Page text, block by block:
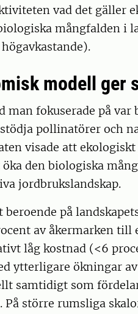
vad det gäller
mångfalden i
modell ger
man fokuserade på var
pollinatörer och
visade att
den biologiska
jordbrukslandskap.
beroende på
av åkermarken till
låg kostnad (<6
ytterligare ökningar
samtidigt som
På större rumsliga